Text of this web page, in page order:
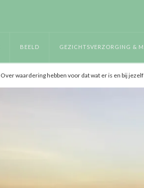
BEELD GEZICHTSVERZORGING &
Over waardering hebben voor dat wat er is en bij